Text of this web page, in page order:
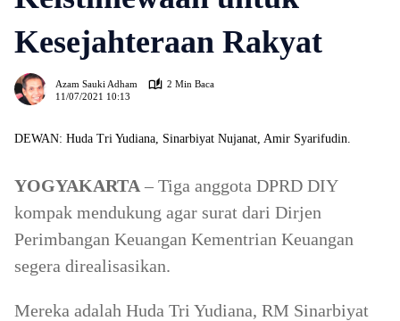
Kesejahteraan Rakyat
Azam Sauki Adham
2 Min Baca
11/07/2021 10:13
DEWAN: Huda Tri Yudiana, Sinarbiyat Nujanat, Amir Syarifudin.
YOGYAKARTA – Tiga anggota DPRD DIY
kompak mendukung agar surat dari Dirjen
Perimbangan Keuangan Kementrian Keuangan
segera direalisasikan.
Mereka adalah Huda Tri Yudiana, RM Sinarbiyat